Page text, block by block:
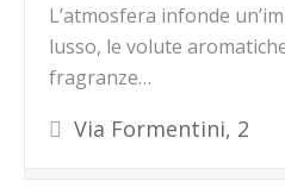
L’atmosfera infonde
lusso, le volute
fragranze…
Via Formentini, 2